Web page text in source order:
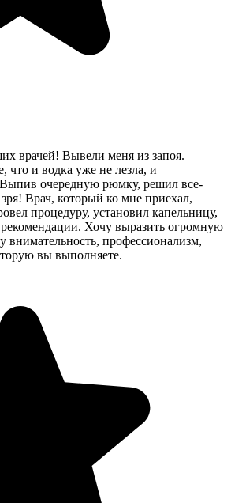
врачей! Вывели меня из запоя.
что и водка уже не лезла, и
Выпив очередную рюмку, решил все-
Врач, который ко мне приехал,
процедуру, установил капельницу,
Хочу выразить огромную
внимательность, профессионализм,
вы выполняете.